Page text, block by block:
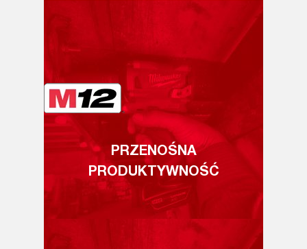
PRZENOŚNA
PRODUKTYWNOŚĆ